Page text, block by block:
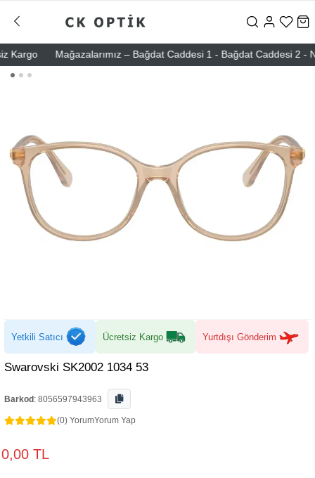
Mağazalarımız – Bağdat Caddesi 1 - Bağdat Caddesi 2 -
Yetkili Satıcı Ücretsiz Kargo Yurtdışı Gönderim
Swarovski SK2002 1034 53
Barkod : 8056597943963
(0) YorumYorum Yap
0,00 TL